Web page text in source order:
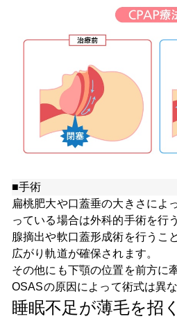
■手術
扁桃肥大や口蓋垂の大きさによ
っている場合は外科的手術を行
腺摘出や軟口蓋形成術を行うこ
広がり軌道が確保されます。
その他にも下顎の位置を前方に
OSASの原因によって術式は異な
睡眠不足が薄毛を招